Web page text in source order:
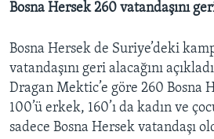
Bosna Hersek 260 vatandaşını
Bosna Hersek de Suriye’deki
vatandaşını geri alacağını
Dragan Mektic’e göre 260 Bosna
100’ü erkek, 160’ı da kadın ve
sadece Bosna Hersek vatandaşı